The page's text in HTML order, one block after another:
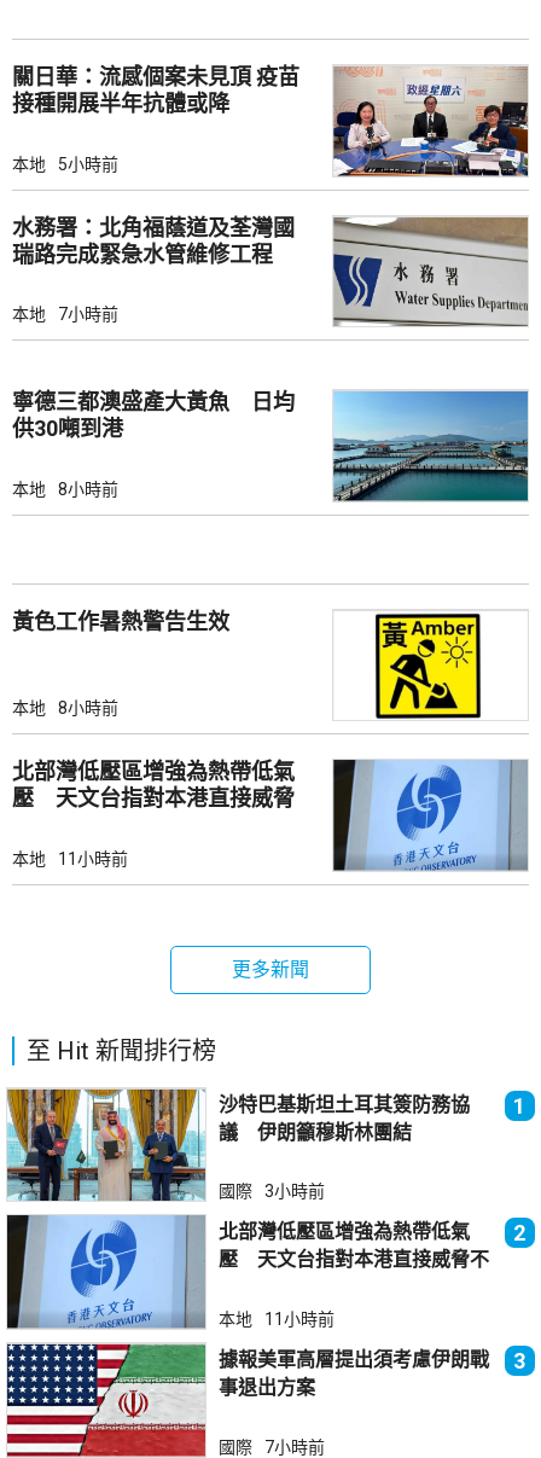
關日華：流感個案未見頂 疫苗
接種開展半年抗體或降
本地 5小時前
水務署：北角福蔭道及荃灣國
瑞路完成緊急水管維修工程
本地 7小時前
寧德三都澳盛產大黃魚 日均
供30噸到港
本地 8小時前
黃色工作暑熱警告生效
本地 8小時前
北部灣低壓區增強為熱帶低氣
壓 天文台指對本港直接威脅
本地 11小時前
更多新聞
至 Hit 新聞排行榜
沙特巴基斯坦土耳其簽防務協
議 伊朗籲穆斯林團結
1
國際 3小時前
北部灣低壓區增強為熱帶低氣
壓 天文台指對本港直接威脅不
2
本地 11小時前
據報美軍高層提出須考慮伊朗戰
事退出方案
3
國際 7小時前